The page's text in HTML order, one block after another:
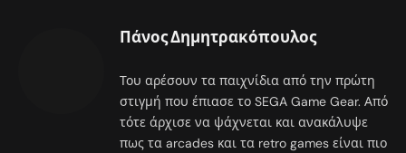
Πάνος Δημητρακόπουλος
Του αρέσουν τα παιχνίδια από την πρώτη
στιγμή που έπιασε το SEGA Game Gear. Από
τότε άρχισε να ψάχνεται και ανακάλυψε
πως τα arcades και τα retro games είναι πιο